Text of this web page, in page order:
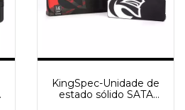
KingSpec-Unidade de
estado sólido SATA